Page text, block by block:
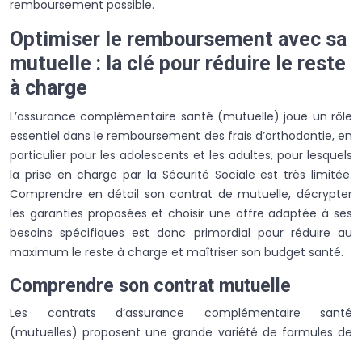
remboursement possible.
Optimiser le remboursement avec sa
mutuelle : la clé pour réduire le reste
à charge
L’assurance complémentaire santé (mutuelle) joue un rôle
essentiel dans le remboursement des frais d’orthodontie, en
particulier pour les adolescents et les adultes, pour lesquels
la prise en charge par la Sécurité Sociale est très limitée.
Comprendre en détail son contrat de mutuelle, décrypter
les garanties proposées et choisir une offre adaptée à ses
besoins spécifiques est donc primordial pour réduire au
maximum le reste à charge et maîtriser son budget santé.
Comprendre son contrat mutuelle
Les contrats d’assurance complémentaire santé
(mutuelles) proposent une grande variété de formules de